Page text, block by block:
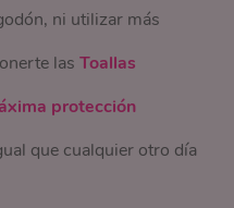
ni utilizar más
lasToallas
protección
que cualquier otro día